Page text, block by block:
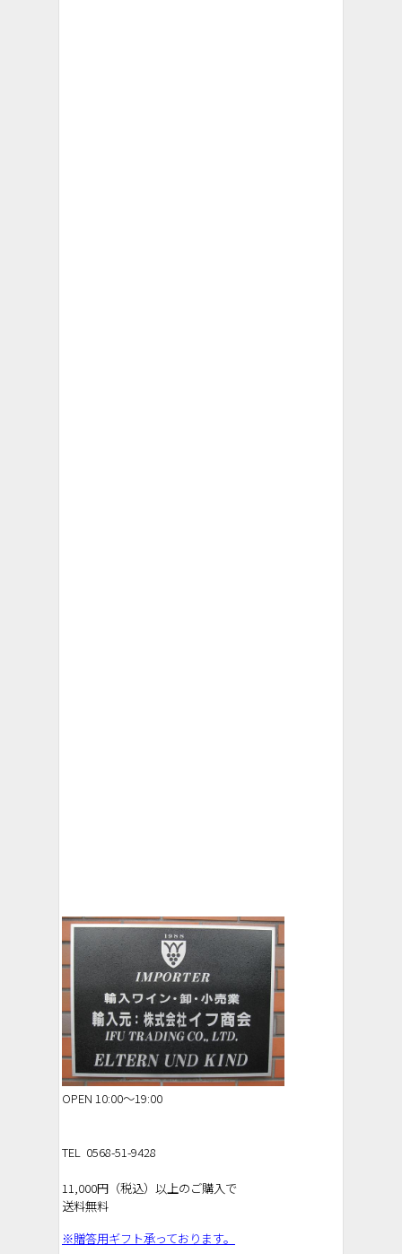
OPEN 10:00～19:00
TEL 0568-51-9428
11,000円（税込）以上のご購入で
送料無料
※贈答用ギフト承っております。